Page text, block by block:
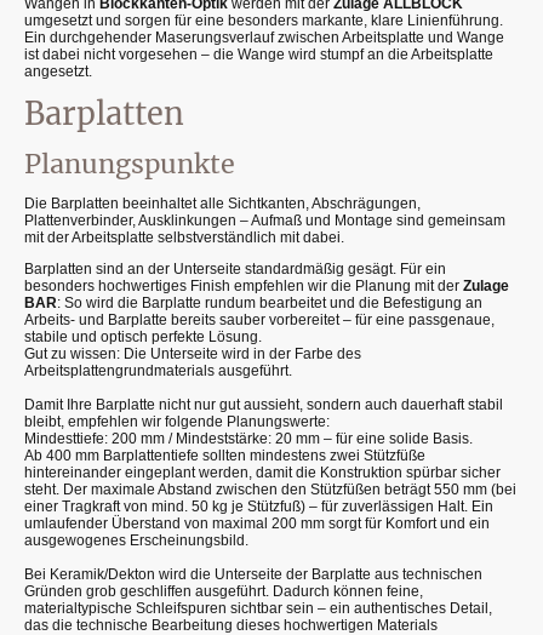
umgesetzt und sorgen für eine besonders markante, klare Linienführung.
Ein durchgehender Maserungsverlauf zwischen Arbeitsplatte und Wange
ist dabei nicht vorgesehen – die Wange wird stumpf an die Arbeitsplatte
angesetzt.
Barplatten
Planungspunkte
Die Barplatten beeinhaltet alle Sichtkanten, Abschrägungen,
Plattenverbinder, Ausklinkungen – Aufmaß und Montage sind gemeinsam
mit der Arbeitsplatte selbstverständlich mit dabei.
Barplatten sind an der Unterseite standardmäßig gesägt. Für ein
besonders hochwertiges Finish empfehlen wir die Planung mit der Zulage
BAR: So wird die Barplatte rundum bearbeitet und die Befestigung an
Arbeits- und Barplatte bereits sauber vorbereitet – für eine passgenaue,
stabile und optisch perfekte Lösung.
Gut zu wissen: Die Unterseite wird in der Farbe des
Arbeitsplattengrundmaterials ausgeführt.
Damit Ihre Barplatte nicht nur gut aussieht, sondern auch dauerhaft stabil
bleibt, empfehlen wir folgende Planungswerte:
Mindesttiefe: 200 mm / Mindeststärke: 20 mm – für eine solide Basis.
Ab 400 mm Barplattentiefe sollten mindestens zwei Stützfüße
hintereinander eingeplant werden, damit die Konstruktion spürbar sicher
steht. Der maximale Abstand zwischen den Stützfüßen beträgt 550 mm (bei
einer Tragkraft von mind. 50 kg je Stützfuß) – für zuverlässigen Halt. Ein
umlaufender Überstand von maximal 200 mm sorgt für Komfort und ein
ausgewogenes Erscheinungsbild.
Bei Keramik/Dekton wird die Unterseite der Barplatte aus technischen
Gründen grob geschliffen ausgeführt. Dadurch können feine,
materialtypische Schleifspuren sichtbar sein – ein authentisches Detail,
das die technische Bearbeitung dieses hochwertigen Materials